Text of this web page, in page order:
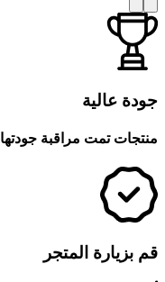
جودة عالية
منتجات تمت مراقبة جودتها
قم بزيارة المتجر